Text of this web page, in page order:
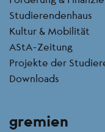
Studierendenhaus
Kultur & Mobilität
AStA-Zeitung
Projekte der
Downloads
gremien